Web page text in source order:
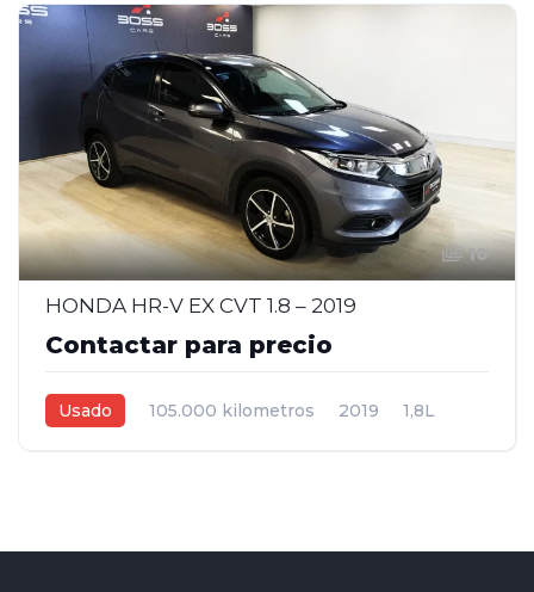
10
HONDA HR-V EX CVT 1.8 – 2019
Contactar para precio
Usado 105.000 kilometros 2019
1,8L